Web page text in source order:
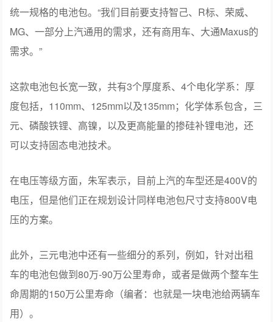
统一规格的电池包。“我们目前要支持智己、R标、荣威、
MG、一部分上汽通用的需求，还有商用车、大通Maxus的
需求。”
这款电池包长宽一致，共有3个厚度系、4个电化学系：厚
度包括，110mm、125mm以及135mm；化学体系包含，三
元、磷酸铁锂、高镍，以及更高能量的掺硅补锂电池，还
可以支持固态电池技术。
在电压等级方面，朱军表示，目前上汽的车型还是400V的
电压，但是他们正在规划设计同样电池包尺寸支持800V电
压的方案。
此外，三元电池中还有一些细分的系列，例如，针对出租
车的电池包做到80万-90万公里寿命，或者是做两个整车生
命周期的150万公里寿命（编者：也就是一块电池给两辆车
用）。